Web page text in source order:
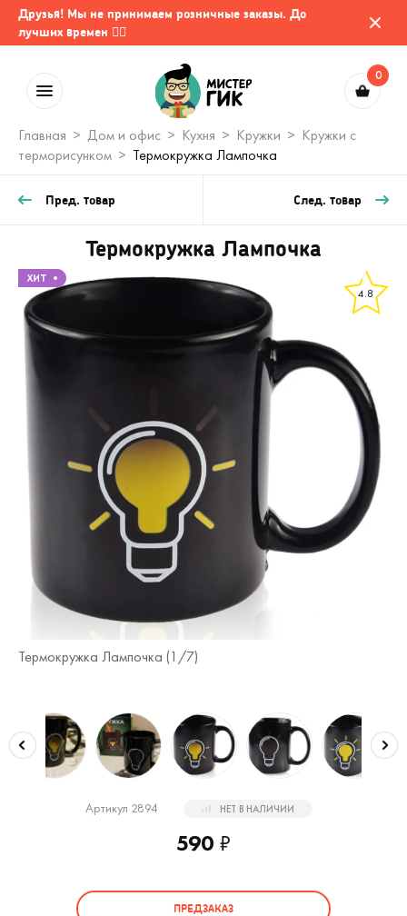
Друзья! Мы не принимаем розничные заказы. До
лучших времен 🤷‍♂️
0
Главная Дом и офис Кухня Кружки
Кружки с
терморисунком
Термокружка Лампочка
Пред. товар След. товар
Термокружка Лампочка
4.8
Термокружка Лампочка (1 /7)
Артикул 2894 НЕТ В НАЛИЧИИ
590₽
ПРЕДЗАКАЗ